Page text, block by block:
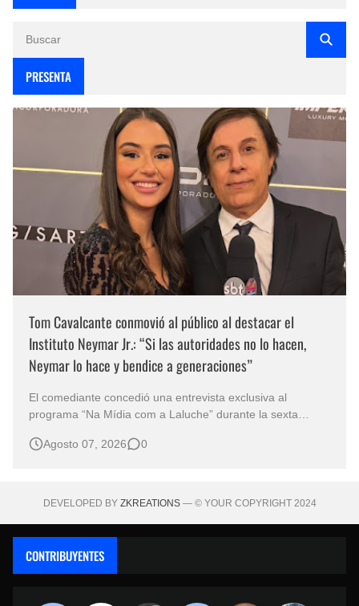
PRESENTA
Tom Cavalcante conmovió al público al destacar el
Instituto Neymar Jr.: “Si las autoridades no lo hacen,
Neymar lo hace y bendice a generaciones”
El comediante concedió una entrevista exclusiva al
programa “Na Mídia com a Laluche” durante la sexta
eventos benéficos más importantes de Brasil. En medio del
Agosto 07, 2026 0
DEVELOPED BY ZKREATIONS— © YOUR COPYRIGHT 2024
CONTRIBUYENTES